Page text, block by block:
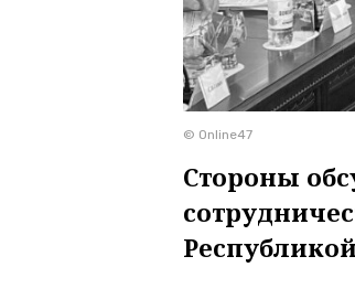
© Online47
Стороны
Республикой